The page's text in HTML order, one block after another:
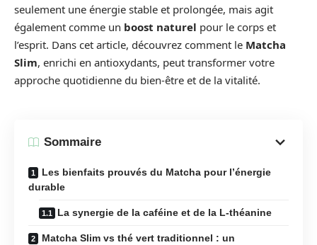
seulement une énergie stable et prolongée, mais agit
également comme un boost naturel pour le corps et
l’esprit. Dans cet article, découvrez comment le Matcha
Slim, enrichi en antioxydants, peut transformer votre
approche quotidienne du bien-être et de la vitalité.
Sommaire
Les bienfaits prouvés du Matcha pour l’énergie
durable
La synergie de la caféine et de la L-théanine
Matcha Slim vs thé vert traditionnel : un